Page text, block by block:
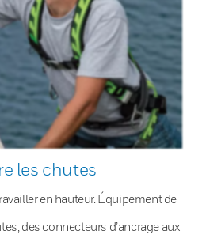
les chutes
en hauteur. Équipement de
des connecteurs d’ancrage aux